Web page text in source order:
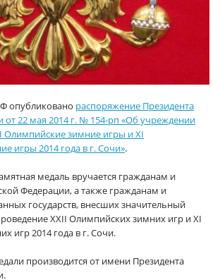
опубликовано распоряжение Президента
от 22 мая 2014 г. № 154-рп «Об учреждении
Олимпийские зимние игры и XI
игры 2014 года в г. Сочи».
медаль вручается гражданам и
Федерации, а также гражданам и
государств, внесших значительный
XXII Олимпийских зимних игр и XI
игр 2014 года в г. Сочи.
производится от имени Президента